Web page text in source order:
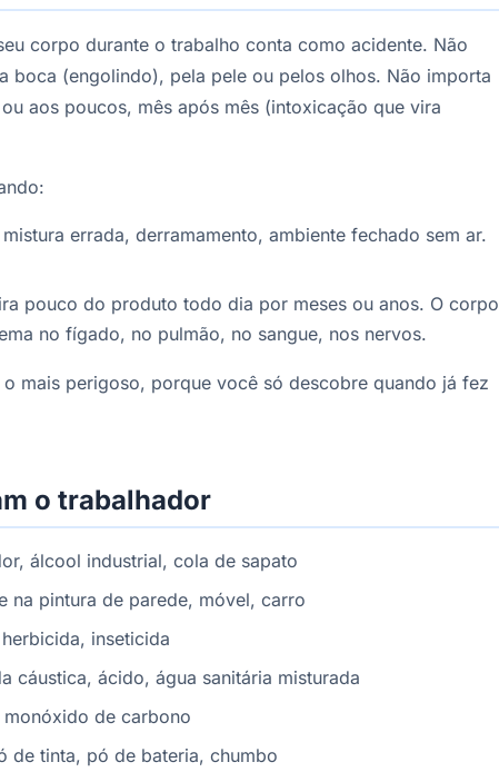
corpo durante o trabalho conta como acidente. Não
boca (engolindo), pela pele ou pelos olhos. Não importa
aos poucos, mês após mês (intoxicação que vira
errada, derramamento, ambiente fechado sem ar.
pouco do produto todo dia por meses ou anos. O corpo
no fígado, no pulmão, no sangue, nos nervos.
mais perigoso, porque você só descobre quando já fez
o trabalhador
álcool industrial, cola de sapato
na pintura de parede, móvel, carro
inseticida
cáustica, ácido, água sanitária misturada
de carbono
de tinta, pó de bateria, chumbo